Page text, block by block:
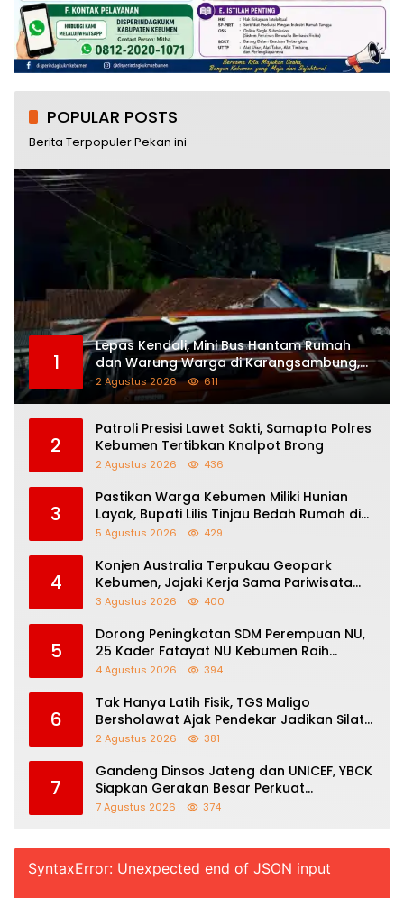
POPULAR POSTS
Berita Terpopuler Pekan ini
1
Lepas Kendali, Mini Bus Hantam Rumah
dan Warung Warga di Karangsambung,
Satu Orang Terluka
2 Agustus 2026 611
2
Patroli Presisi Lawet Sakti, Samapta Polres
Kebumen Tertibkan Knalpot Brong
2 Agustus 2026 436
3
Pastikan Warga Kebumen Miliki Hunian
Layak, Bupati Lilis Tinjau Bedah Rumah di
Tiga Lokasi
5 Agustus 2026 429
4
Konjen Australia Terpukau Geopark
Kebumen, Jajaki Kerja Sama Pariwisata
hingga Pendidikan
3 Agustus 2026 400
5
Dorong Peningkatan SDM Perempuan NU,
25 Kader Fatayat NU Kebumen Raih
Beasiswa Afirmasi IAINU
4 Agustus 2026 394
6
Tak Hanya Latih Fisik, TGS Maligo
Bersholawat Ajak Pendekar Jadikan Silat
Sebagai Jalan Dakwah
2 Agustus 2026 381
7
Gandeng Dinsos Jateng dan UNICEF, YBCK
Siapkan Gerakan Besar Perkuat
Pengasuhan Anak dan Ketahanan
7 Agustus 2026 374
SyntaxError: Unexpected end of JSON input